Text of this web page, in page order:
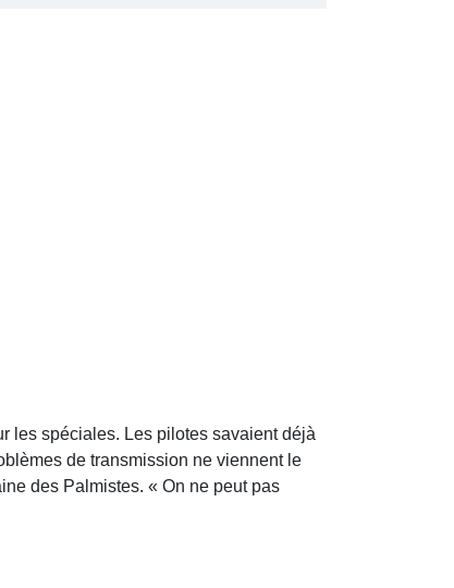
les spéciales. Les pilotes savaient déjà
de transmission ne viennent le
des Palmistes. « On ne peut pas